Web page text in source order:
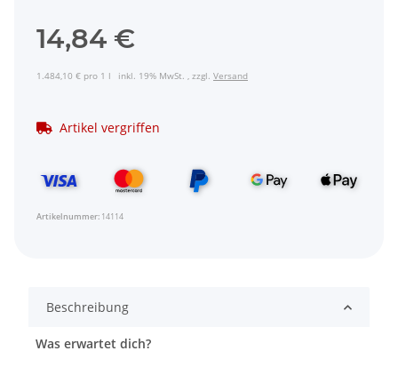
14,84 €
1.484,10 € pro 1 l inkl. 19% MwSt. , zzgl. Versand
Artikel vergriffen
Artikelnummer: 14114
Beschreibung
Was erwartet dich?